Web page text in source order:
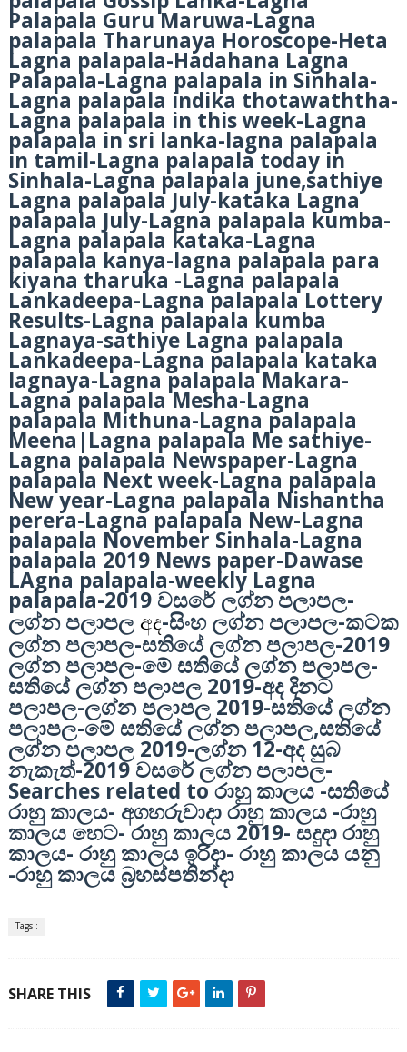
Palapala Guru Maruwa-Lagna
palapala Tharunaya Horoscope-Heta
Lagna palapala-Hadahana Lagna
Palapala-Lagna palapala in Sinhala-
Lagna palapala indika thotawaththa-
Lagna palapala in this week-Lagna
palapala in sri lanka-lagna palapala
in tamil-Lagna palapala today in
Sinhala-Lagna palapala june,sathiye
Lagna palapala July-kataka Lagna
palapala July-Lagna palapala kumba-
Lagna palapala kataka-Lagna
palapala kanya-lagna palapala para
kiyana tharuka -Lagna palapala
Lankadeepa-Lagna palapala Lottery
Results-Lagna palapala kumba
Lagnaya-sathiye Lagna palapala
Lankadeepa-Lagna palapala kataka
lagnaya-Lagna palapala Makara-
Lagna palapala Mesha-Lagna
palapala Mithuna-Lagna palapala
Meena|Lagna palapala Me sathiye-
Lagna palapala Newspaper-Lagna
palapala Next week-Lagna palapala
New year-Lagna palapala Nishantha
perera-Lagna palapala New-Lagna
palapala November Sinhala-Lagna
palapala 2019 News paper-Dawase
LAgna palapala-weekly Lagna
palapala-2019වසරේ ලග්න පලාපල-
ලග්න පලාපල අද-සිංහ ලග්න පලාපල-කටක
ලග්න පලාපල-සතියේ ලග්න පලාපල-2019
ලග්න පලාපල-මේ සතියේ ලග්න පලාපල-
සතියේ ලග්න පලාපල 2019-අද දිනට
පලාපල-ලග්න පලාපල 2019-සතියේ ලග්න
පලාපල-මේ සතියේ ලග්න පලාපල,සතියේ
ලග්න පලාපල 2019-ලග්න 12-අද සුබ
නැකැත්-2019වසරේ ලග්න පලාපල-
Searches related toරාහු කාලය-සතියේ
රාහු කාලය- අගහරුවාදා රාහු කාලය-රාහු
කාලය හෙට- රාහු කාලය 2019- සදුදා රාහු
කාලය- රාහු කාලය ඉරිදා- රාහු කාලය යනු
-රාහු කාලය බ්‍රහස්පතින්දා
Tags :
SHARE THIS